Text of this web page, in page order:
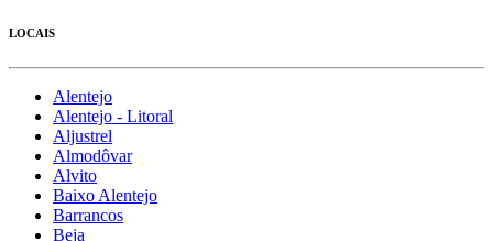
LOCAIS
Alentejo
Alentejo - Litoral
Aljustrel
Almodôvar
Alvito
Baixo Alentejo
Barrancos
Beja